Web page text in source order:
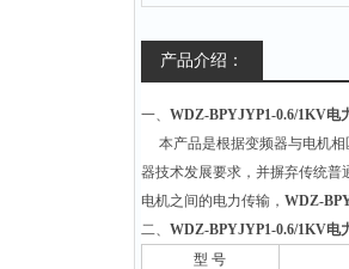
产品介绍：
一、 WDZ-BPYJYP1-0.6/1KV电
本产品是根据变频器与电机相
器技术发展要求，并摒弃传统普
电机之间的电力传输， WDZ-
二、 WDZ-BPYJYP1-0.6/1KV电
型 号